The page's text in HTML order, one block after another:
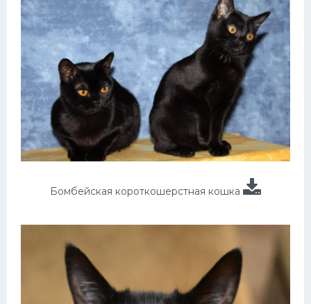
Бомбейская короткошерстная кошка